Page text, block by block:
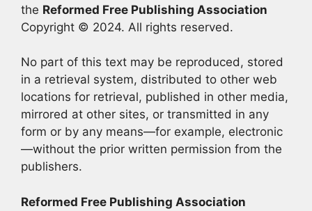
the Reformed Free Publishing Association
Copyright © 2024. All rights reserved.
No part of this text may be reproduced, stored
in a retrieval system, distributed to other web
locations for retrieval, published in other media,
mirrored at other sites, or transmitted in any
form or by any means—for example, electronic
—without the prior written permission from the
publishers.
Reformed Free Publishing Association